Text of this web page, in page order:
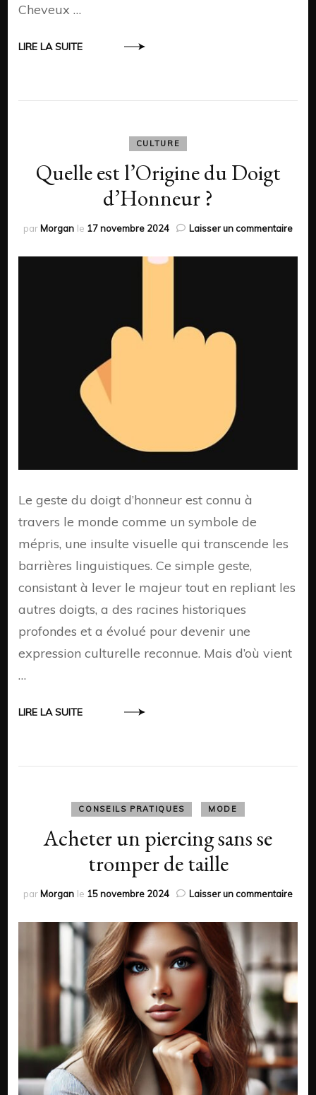
Cheveux …
LIRE LA SUITE
CULTURE
Quelle est l’Origine du Doigt
d’Honneur ?
par Morgan le 17 novembre 2024 Laisser un commentairesur
est
Le geste du doigt d’honneur est connu à
travers le monde comme un symbole de
mépris, une insulte visuelle qui transcende les
barrières linguistiques. Ce simple geste,
consistant à lever le majeur tout en repliant les
autres doigts, a des racines historiques
profondes et a évolué pour devenir une
expression culturelle reconnue. Mais d’où vient
…
LIRE LA SUITE
CONSEILS PRATIQUES MODE
Acheter un piercing sans se
tromper de taille
parMorgan le 15 novembre 2024 Laisser un commentairesur
un
se
taille